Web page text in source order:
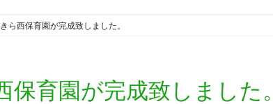
ら西保育園が完成致しました。
保育園が完成致しました。